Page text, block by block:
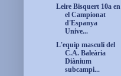
Leire Bisquert 10a en
el Campionat
d'Espanya
Unive...
L'equip masculí del
C.A. Baleària
Diànium
subcampi...